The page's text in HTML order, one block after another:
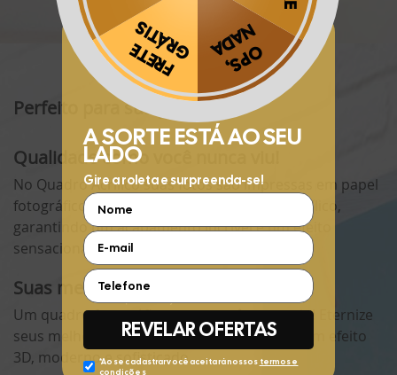
Perfeito para sua parede
Qualidade como você nunca viu!
No Quadro Acrílico suas fotos são impressas em papel
fotográfico e aplicadas sob uma placa de acrílico,
garantindo um acabamento incrível e um efeito
sensacional para suas lembranças.
Suas melhores fotos com efeito 3D
Um quadro fotográfico como você nunca viu! Eternize
seus melhores momentos em um quadro com efeito
3D, moderno e sofisticado.
Obrigado por se cadastrar na
Aproveite e receba as novidades e ofertas exclusivas da